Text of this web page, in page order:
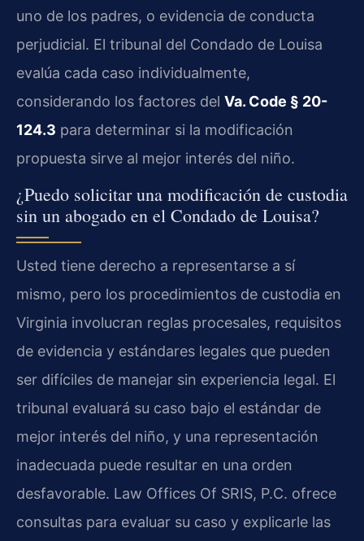
uno de los padres, o evidencia de conducta
perjudicial. El tribunal del Condado de Louisa
evalúa cada caso individualmente,
considerando los factores del Va. Code § 20-
124.3 para determinar si la modificación
propuesta sirve al mejor interés del niño.
¿Puedo solicitar una modificación de custodia
sin un abogado en el Condado de Louisa?
Usted tiene derecho a representarse a sí
mismo, pero los procedimientos de custodia en
Virginia involucran reglas procesales, requisitos
de evidencia y estándares legales que pueden
ser difíciles de manejar sin experiencia legal. El
tribunal evaluará su caso bajo el estándar de
mejor interés del niño, y una representación
inadecuada puede resultar en una orden
desfavorable. Law Offices Of SRIS, P.C. ofrece
consultas para evaluar su caso y explicarle las